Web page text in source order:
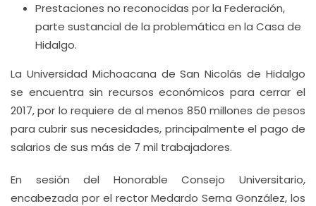
Prestaciones no reconocidas por la Federación,
parte sustancial de la problemática en la Casa de
Hidalgo.
La Universidad Michoacana de San Nicolás de Hidalgo
se encuentra sin recursos económicos para cerrar el
2017, por lo requiere de al menos 850 millones de pesos
para cubrir sus necesidades, principalmente el pago de
salarios de sus más de 7 mil trabajadores.
En sesión del Honorable Consejo Universitario,
encabezada por el rector Medardo Serna González, los